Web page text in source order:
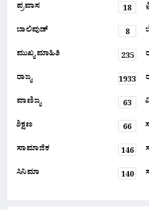
ಪ್ರವಾಸ
18
ಬಾಲಿವುಡ್
8
ಮುಖ್ಯ ಮಾಹಿತಿ
235
ರಾಜ್ಯ
1933
ವಾಣಿಜ್ಯ
63
ಶಿಕ್ಷಣ
66
ಸಾಮಾಜಿಕ
146
ಸಿನಿಮಾ
140